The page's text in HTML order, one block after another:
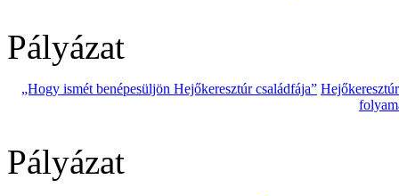
Pályázat
„Hogy ismét benépesüljön Hejőkeresztúr családfája”
Pályázat